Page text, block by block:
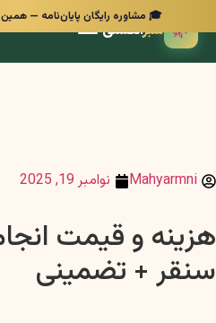
🎓 مشاوره رایگان پایان‌نامه —
🌿 سبزانگشتی
Mahyarmni نوامبر 19, 2025
هزینه و قیمت
سنقر + تضمینی